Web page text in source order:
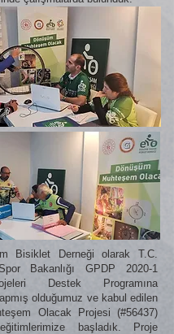
Bisiklet Derneği olarak T.C.
Bakanlığı GPDP 2020-1
Destek Programına
olduğumuz ve kabul edilen
Olacak Projesi (#56437)
başladık. Proje